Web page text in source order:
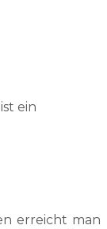
ein
erreicht man